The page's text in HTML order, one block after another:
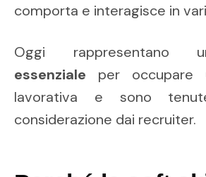
comporta e interagisce in
Oggi rappresentano
essenziale per occupare
lavorativa e sono
considerazione dai recruiter.